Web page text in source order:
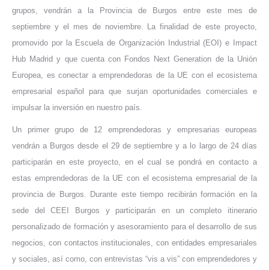
grupos, vendrán a la Provincia de Burgos entre este mes de
septiembre y el mes de noviembre. La finalidad de este proyecto,
promovido por la Escuela de Organización Industrial (EOI) e Impact
Hub Madrid y que cuenta con Fondos Next Generation de la Unión
Europea, es conectar a emprendedoras de la UE con el ecosistema
empresarial español para que surjan oportunidades comerciales e
impulsar la inversión en nuestro país.
Un primer grupo de 12 emprendedoras y empresarias europeas
vendrán a Burgos desde el 29 de septiembre y a lo largo de 24 días
participarán en este proyecto, en el cual se pondrá en contacto a
estas emprendedoras de la UE con el ecosistema empresarial de la
provincia de Burgos. Durante este tiempo recibirán formación en la
sede del CEEI Burgos y participarán en un completo itinerario
personalizado de formación y asesoramiento para el desarrollo de sus
negocios, con contactos institucionales, con entidades empresariales
y sociales, así como, con entrevistas “vis a vis” con emprendedores y